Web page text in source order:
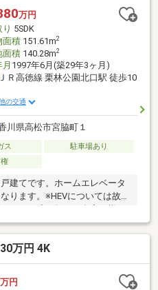
も同時に料理を進められま
チラよりご覧ください。綺麗
々をおくりませんか。
万円
り 5SDK
面積151.61m2
面積140.28m2
1997年6月(築29年3ヶ月)
ＪＲ高徳線 栗林公園北口駅 徒歩10
の交通
川県高松市宮脇町１
ス
駐車場あり
建てです。ホームエレベータ
ります。※HEVについては故障
さいませ。
万円 4K
万円